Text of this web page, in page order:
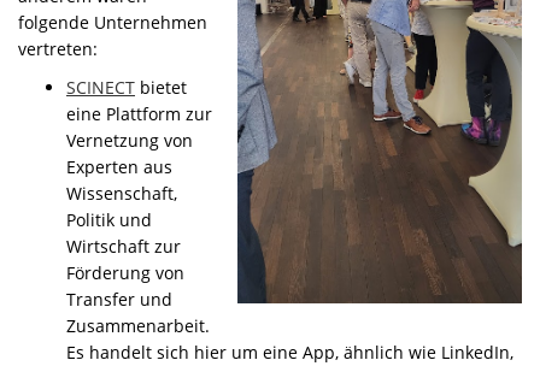
folgende Unternehmen
vertreten:
SCINECT bietet
eine Plattform zur
Vernetzung von
Experten aus
Wissenschaft,
Politik und
Wirtschaft zur
Förderung von
Transfer und
Zusammenarbeit.
Es handelt sich hier um eine App, ähnlich wie LinkedIn,